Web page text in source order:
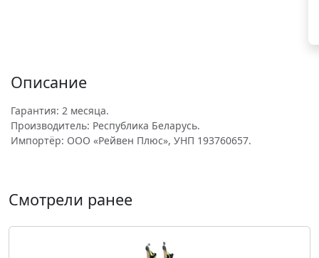
Описание
Гарантия: 2 месяца.
Производитель: Республика Беларусь.
Импортёр: ООО «Рейвен Плюс», УНП 193760657.
Смотрели ранее